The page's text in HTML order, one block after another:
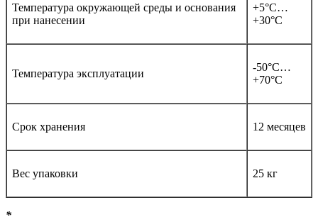
Температура окружающей среды и основания
при нанесении
+5°С…
+30°С
Температура эксплуатации
-50°С…
+70°С
Срок хранения 12 месяцев
Вес упаковки 25 кг
*